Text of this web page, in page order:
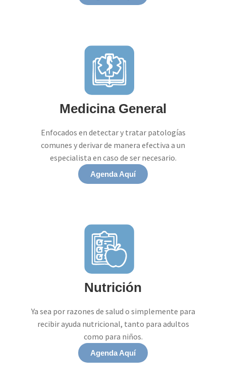
Medicina General
Enfocados en detectar y tratar patologías
comunes y derivar de manera efectiva a un
especialista en caso de ser necesario.
Agenda Aquí
Nutrición
Ya sea por razones de salud o simplemente para
recibir ayuda nutricional, tanto para adultos
como para niños.
Agenda Aquí